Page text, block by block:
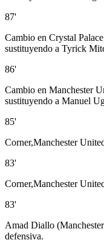
87'
Cambio en Crystal
sustituyendo a Tyrick
86'
Cambio en Manchester
sustituyendo a Manuel
85'
Corner,Manchester
83'
Corner,Manchester
83'
Amad Diallo
defensiva.